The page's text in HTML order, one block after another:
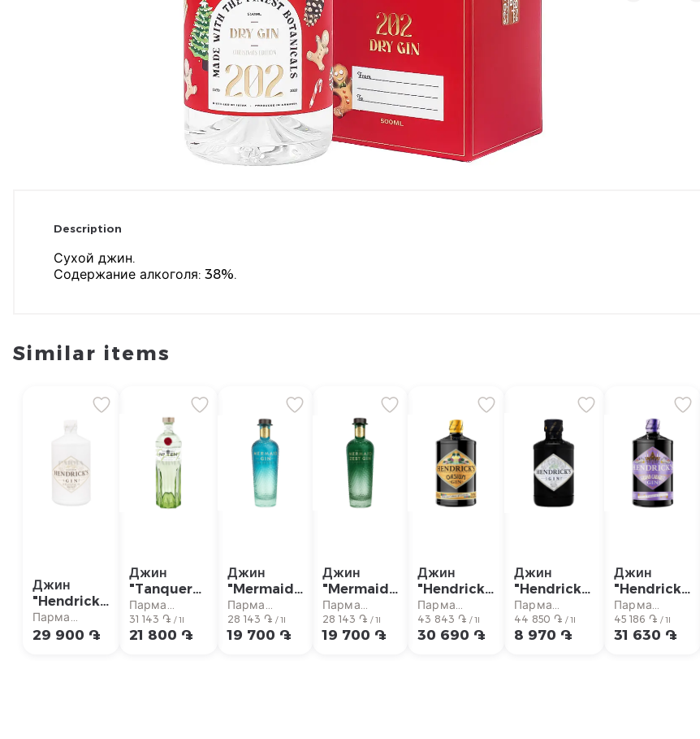
Description
Сухой джин.
Содержание алкоголя: 38%.
Similar items
Джин
"Hendrick՝s
Another"
700мл
Парма
супермаркет
29 900 ֏
Джин
"Tanqueray
No. Ten"
700мл
Парма
супермаркет
31 143 ֏ / 1l
21 800 ֏
Джин
"Mermaid"
700мл
Парма
супермаркет
28 143 ֏ / 1l
19 700 ֏
Джин
"Mermaid
Zest"
700мл
Парма
супермаркет
28 143 ֏ / 1l
19 700 ֏
Джин
"Hendrick՝s
Oasium"
700мл
Парма
супермаркет
43 843 ֏ / 1l
30 690 ֏
Джин
"Hendricks"
200мл
Парма
супермаркет
44 850 ֏ / 1l
8 970 ֏
Джин
"Hendrick՝s
Grand
Cabarey"
700мл
Парма
супермаркет
45 186 ֏ / 1l
31 630 ֏